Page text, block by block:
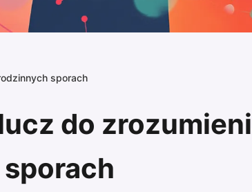
sporach
do